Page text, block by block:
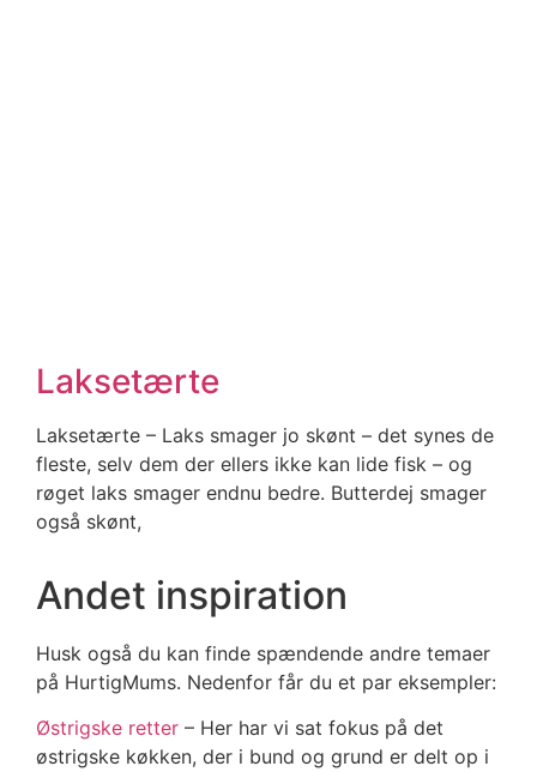
Laksetærte
Laksetærte – Laks smager jo skønt – det synes de
fleste, selv dem der ellers ikke kan lide fisk – og
røget laks smager endnu bedre. Butterdej smager
også skønt,
Andet inspiration
Husk også du kan finde spændende andre temaer
på HurtigMums. Nedenfor får du et par eksempler:
Østrigske retter – Her har vi sat fokus på det
østrigske køkken, der i bund og grund er delt op i